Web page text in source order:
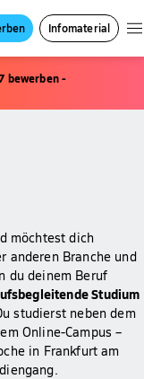
Infomaterial
bewerben -
möchtest dich
anderen Branche und
du deinem Beruf
Studium
studierst neben dem
Online-Campus –
in Frankfurt am